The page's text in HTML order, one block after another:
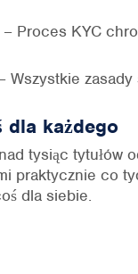
– Proces KYC
Wszystkie
dla każdego
tysiąc tytułów
praktycznie co
dla siebie.